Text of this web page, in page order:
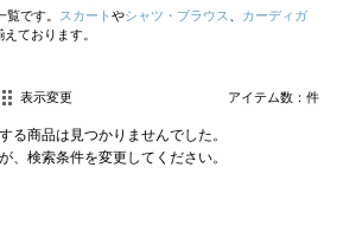
覧です。 スカート やシャツ・ブラウス
カーディガ
ております。
表示変更 アイテム数： 件
る商品は見つかりませんでした。
、検索条件を変更してください。